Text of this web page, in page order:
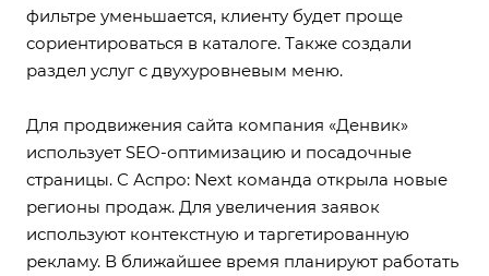
фильтре уменьшается, клиенту будет проще
сориентироваться в каталоге. Также создали
раздел услуг с двухуровневым меню.
Для продвижения сайта компания «Денвик»
использует SEO-оптимизацию и посадочные
страницы. С Аспро: Next команда открыла новые
регионы продаж. Для увеличения заявок
используют контекстную и таргетированную
рекламу. В ближайшее время планируют работать